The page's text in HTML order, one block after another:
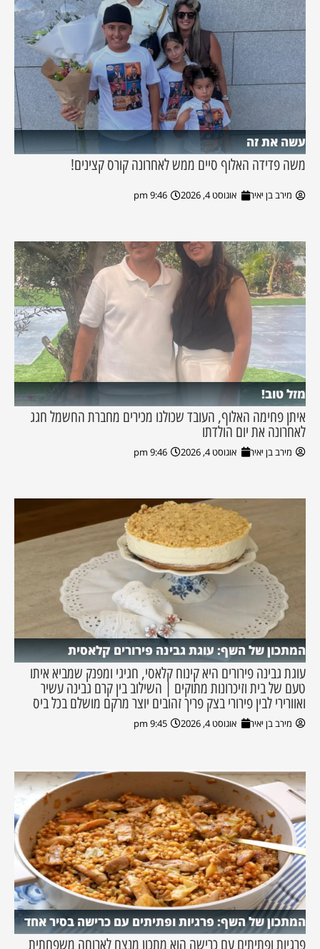
עשה את זה
משה פדידה האלוף סיים ממש לאחרונה קורס קצינים!
מירב בן יאיר אוגוסט 4, 2026 9:46 pm
מזל טוב!
איתן פחימה האלוף, העובד שכולנו מכירים מחברת החשמל חגג
לאחרונה את יום הולדתו
מירב בן יאיר אוגוסט 4, 2026 9:46 pm
המתכון של השף: עוגת גבינה פירורים קלאסית
עוגת גבינה פירורים היא קינוח קלאסי, חגיגי ומפנק שמביא איתו
טעם של בית וזיכרונות מתוקים | השילוב בין קרם גבינה עשיר
ואוורירי לבין פירורי בצק פריך זהובים יוצר מרקם מושלם בכל ביס
מירב בן יאיר אוגוסט 4, 2026 9:45 pm
המתכון של השף: פרגיות ופתיתים עם כרישה בסיר אחד
פרגיות ופתיתים עם כרישה הוא מתכון מנצח לארוחה משפחתית